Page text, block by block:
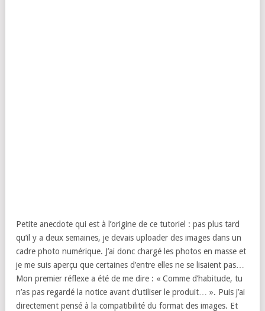
Petite anecdote qui est à l’origine de ce tutoriel : pas plus tard
qu’il y a deux semaines, je devais uploader des images dans un
cadre photo numérique. J’ai donc chargé les photos en masse et
je me suis aperçu que certaines d’entre elles ne se lisaient pas…
Mon premier réflexe a été de me dire : « Comme d’habitude, tu
n’as pas regardé la notice avant d’utiliser le produit… ». Puis j’ai
directement pensé à la compatibilité du format des images. Et